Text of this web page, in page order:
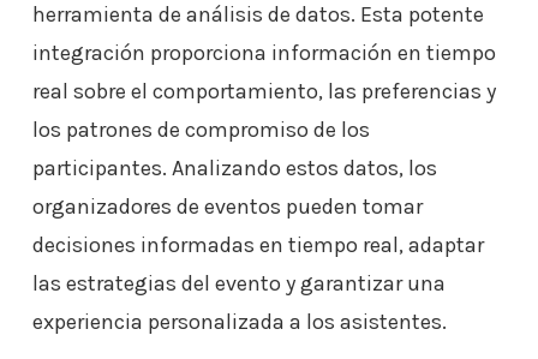
herramienta de análisis de datos. Esta potente
integración proporciona información en tiempo
real sobre el comportamiento, las preferencias y
los patrones de compromiso de los
participantes. Analizando estos datos, los
organizadores de eventos pueden tomar
decisiones informadas en tiempo real, adaptar
las estrategias del evento y garantizar una
experiencia personalizada a los asistentes.